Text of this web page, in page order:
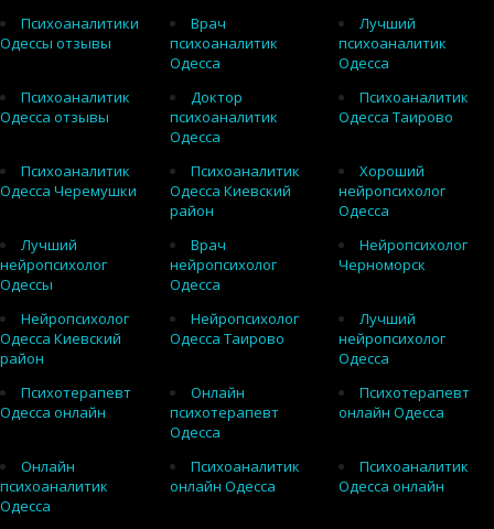
Психоаналитики
Одессы отзывы
Врач
психоаналитик
Одесса
Лучший
психоаналитик
Одесса
Психоаналитик
Одесса отзывы
Доктор
психоаналитик
Одесса
Психоаналитик
Одесса Таирово
Психоаналитик
Одесса Черемушки
Психоаналитик
Одесса Киевский
район
Хороший
нейропсихолог
Одесса
Лучший
нейропсихолог
Одессы
Врач
нейропсихолог
Одесса
Нейропсихолог
Черноморск
Нейропсихолог
Одесса Киевский
район
Нейропсихолог
Одесса Таирово
Лучший
нейропсихолог
Одесса
Психотерапевт
Одесса онлайн
Онлайн
психотерапевт
Одесса
Психотерапевт
онлайн Одесса
Онлайн
психоаналитик
Одесса
Психоаналитик
онлайн Одесса
Психоаналитик
Одесса онлайн